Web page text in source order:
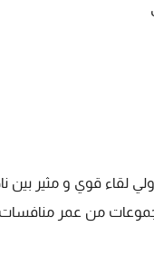
لقاء قوي و مثير بين
من عمر